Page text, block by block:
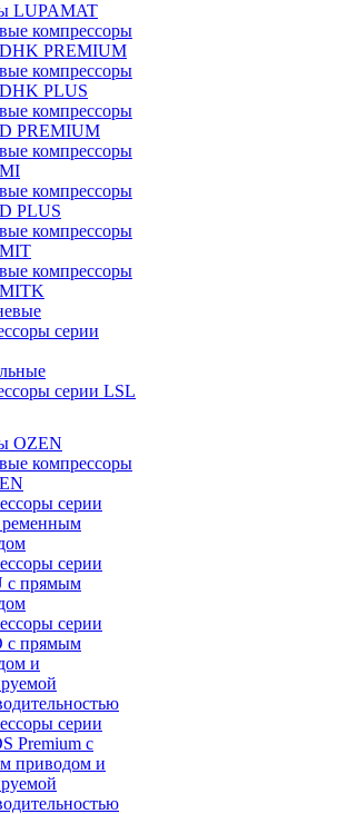
LUPAMAT
компрессоры
PREMIUM
компрессоры
PLUS
компрессоры
PREMIUM
компрессоры
компрессоры
PLUS
компрессоры
компрессоры
серии
серии LSL
OZEN
компрессоры
серии
ременным
серии
с прямым
серии
с прямым
и
серии
Premium с
приводом и